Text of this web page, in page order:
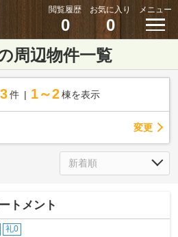
閲覧履歴
0
お気に入り
0
メニュー
周辺物件一覧
3 件 1～2 棟を表示
変更
トメント
礼0